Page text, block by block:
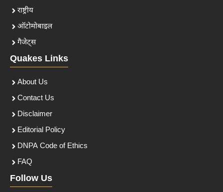
राष्ट्रीय
ऑटोमोबाइल
गैजेट्स
Quakes Links
About Us
Contact Us
Disclaimer
Editorial Policy
DNPA Code of Ethics
FAQ
Follow Us